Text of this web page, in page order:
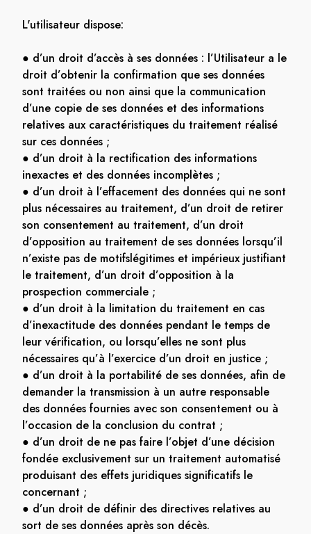
L'utilisateur dispose:
● d’un droit d’accès à ses données : l’Utilisateur a le
droit d’obtenir la confirmation que ses données
sont traitées ou non ainsi que la communication
d’une copie de ses données et des informations
relatives aux caractéristiques du traitement réalisé
sur ces données ;
● d’un droit à la rectification des informations
inexactes et des données incomplètes ;
● d’un droit à l’effacement des données qui ne sont
plus nécessaires au traitement, d’un droit de retirer
son consentement au traitement, d’un droit
d’opposition au traitement de ses données lorsqu’il
n’existe pas de motifslégitimes et impérieux justifiant
le traitement, d’un droit d’opposition à la
prospection commerciale ;
● d’un droit à la limitation du traitement en cas
d’inexactitude des données pendant le temps de
leur vérification, ou lorsqu’elles ne sont plus
nécessaires qu’à l’exercice d’un droit en justice ;
● d’un droit à la portabilité de ses données, afin de
demander la transmission à un autre responsable
des données fournies avec son consentement ou à
l’occasion de la conclusion du contrat ;
● d’un droit de ne pas faire l’objet d’une décision
fondée exclusivement sur un traitement automatisé
produisant des effets juridiques significatifs le
concernant ;
● d’un droit de définir des directives relatives au
sort de ses données après son décès.